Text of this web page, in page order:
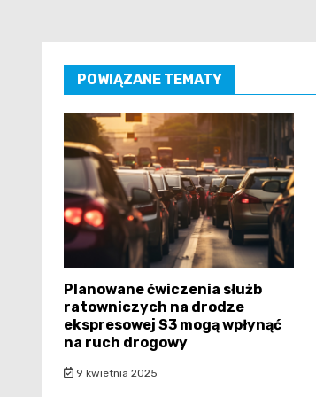
POWIĄZANE TEMATY
Planowane ćwiczenia służb
ratowniczych na drodze
ekspresowej S3 mogą wpłynąć
na ruch drogowy
9 kwietnia 2025